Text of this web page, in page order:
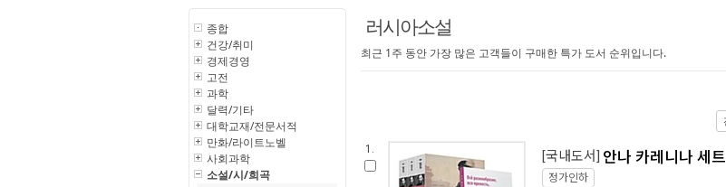
종합
건강/취미
경제경영
고전
과학
달력/기타
대학교재/전문서적
만화/라이트노벨
사회과학
소설/시/희곡
러시아소설
최근 1주 동안 가장 많은 고객들이 구매한 특가 도서 순위입니다.
1. [국내도서] 안나 카레니나 세
정가인하